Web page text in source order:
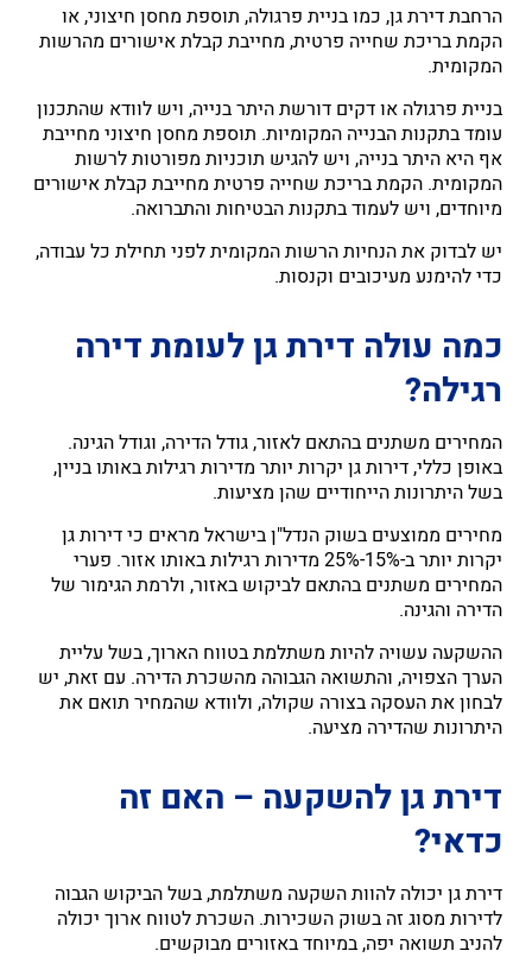
הרחבת דירת גן, כמו בניית פרגולה, תוספת מחסן חיצוני, או
הקמת בריכת שחייה פרטית, מחייבת קבלת אישורים מהרשות
המקומית.
בניית פרגולה או דקים דורשת היתר בנייה, ויש לוודא שהתכנון
עומד בתקנות הבנייה המקומיות. תוספת מחסן חיצוני מחייבת
אף היא היתר בנייה, ויש להגיש תוכניות מפורטות לרשות
המקומית. הקמת בריכת שחייה פרטית מחייבת קבלת אישורים
מיוחדים, ויש לעמוד בתקנות הבטיחות והתברואה.
יש לבדוק את הנחיות הרשות המקומית לפני תחילת כל עבודה,
כדי להימנע מעיכובים וקנסות.
כמה עולה דירת גן לעומת דירה
רגילה?
המחירים משתנים בהתאם לאזור, גודל הדירה, וגודל הגינה.
באופן כללי, דירות גן יקרות יותר מדירות רגילות באותו בניין,
בשל היתרונות הייחודיים שהן מציעות.
מחירים ממוצעים בשוק הנדל"ן בישראל מראים כי דירות גן
יקרות יותר ב-15%-25% מדירות רגילות באותו אזור. פערי
המחירים משתנים בהתאם לביקוש באזור, ולרמת הגימור של
הדירה והגינה.
ההשקעה עשויה להיות משתלמת בטווח הארוך, בשל עליית
הערך הצפויה, והתשואה הגבוהה מהשכרת הדירה. עם זאת, יש
לבחון את העסקה בצורה שקולה, ולוודא שהמחיר תואם את
היתרונות שהדירה מציעה.
דירת גן להשקעה – האם זה
כדאי?
דירת גן יכולה להוות השקעה משתלמת, בשל הביקוש הגבוה
לדירות מסוג זה בשוק השכירות. השכרת לטווח ארוך יכולה
להניב תשואה יפה, במיוחד באזורים מבוקשים.